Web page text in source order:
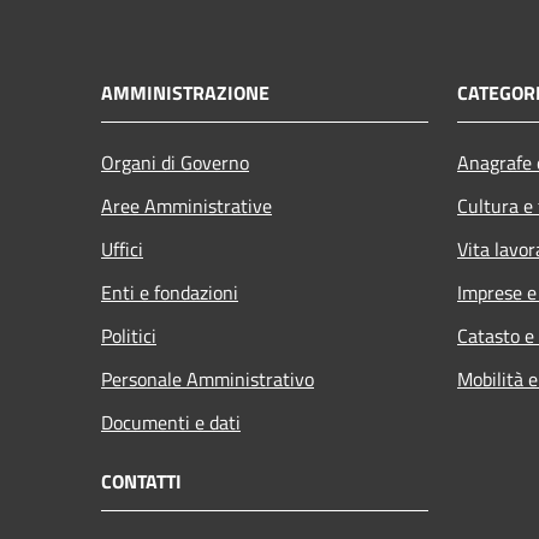
AMMINISTRAZIONE
Organi di Governo
Aree Amministrative
Uffici
Enti e fondazioni
Politici
Personale Amministrativo
Documenti e dati
Cultura
Vita
Imprese
Catasto
Mobilità
CONTATTI